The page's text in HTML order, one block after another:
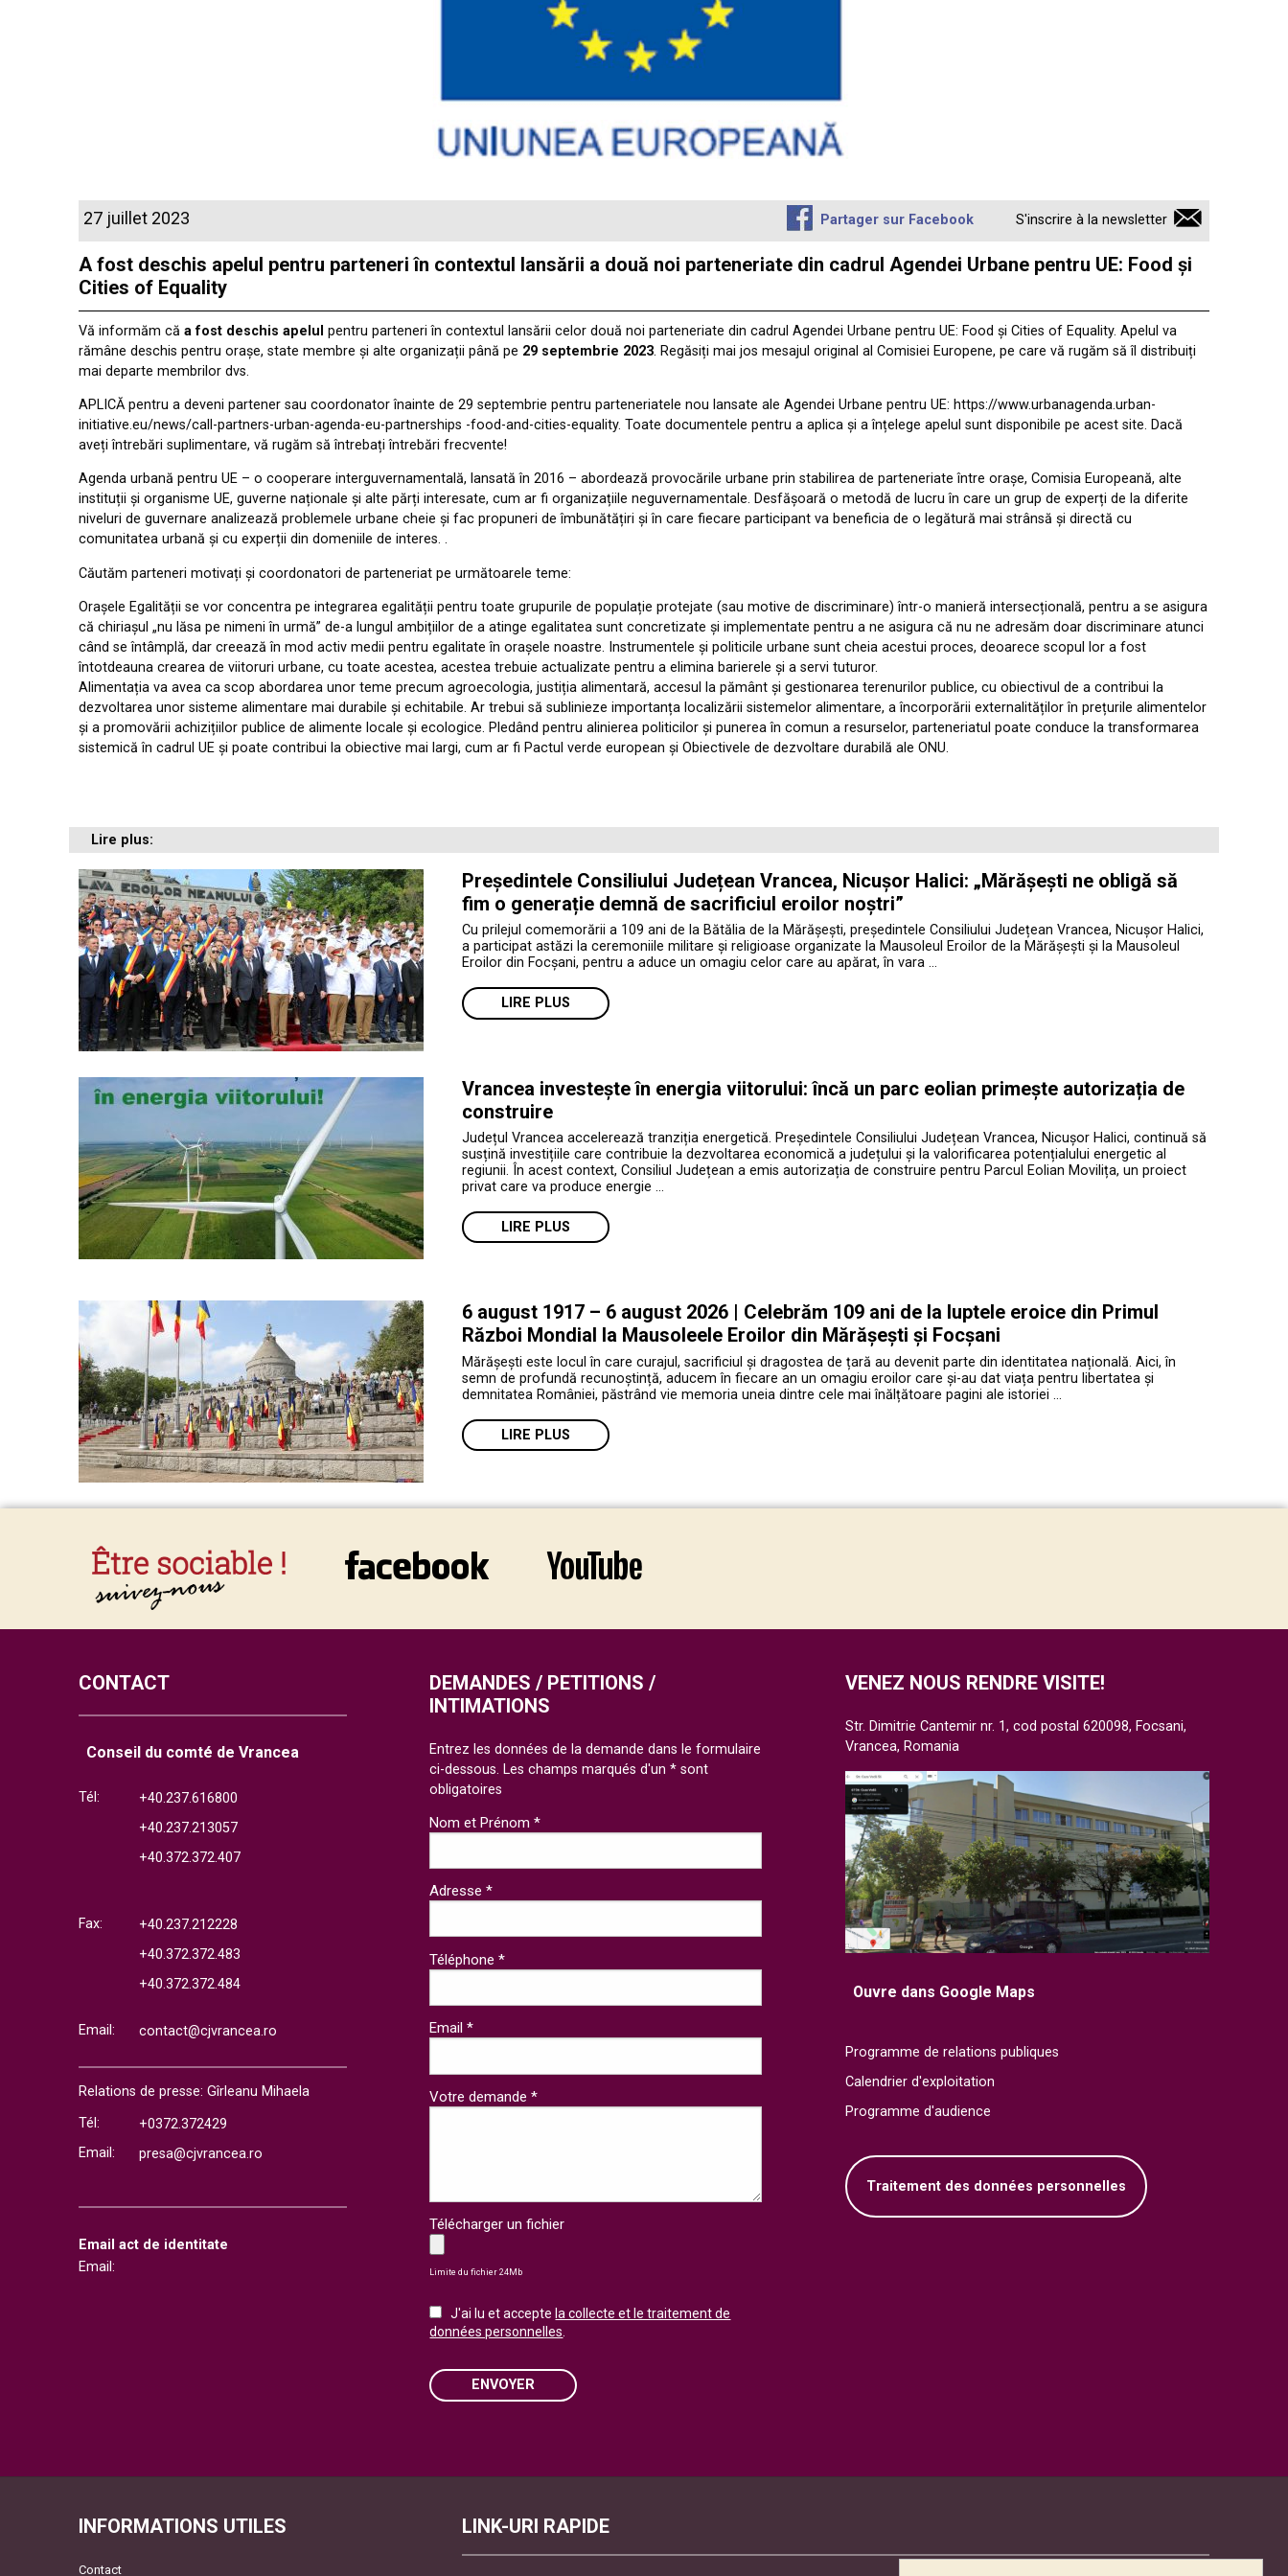
27 juillet 2023 Partager sur Facebook S'inscrire à la newsletter
A fost deschis apelul pentru parteneri în contextul lansării a două noi parteneriate din cadrul Agendei Urbane pentru UE: Food și
Cities of Equality
Vă informăm că a fost deschis apelul pentru parteneri în contextul lansării celor două noi parteneriate din cadrul Agendei Urbane pentru UE: Food și Cities of Equality. Apelul va
rămâne deschis pentru orașe, state membre și alte organizații până pe 29 septembrie 2023. Regăsiți mai jos mesajul original al Comisiei Europene, pe care vă rugăm să îl distribuiți
mai departe membrilor dvs.
APLICĂ pentru a deveni partener sau coordonator înainte de 29 septembrie pentru parteneriatele nou lansate ale Agendei Urbane pentru UE: https://www.urbanagenda.urban-
initiative.eu/news/call-partners-urban-agenda-eu-partnerships -food-and-cities-equality. Toate documentele pentru a aplica și a înțelege apelul sunt disponibile pe acest site. Dacă
aveți întrebări suplimentare, vă rugăm să întrebați întrebări frecvente!
Agenda urbană pentru UE – o cooperare interguvernamentală, lansată în 2016 – abordează provocările urbane prin stabilirea de parteneriate între orașe, Comisia Europeană, alte
instituții și organisme UE, guverne naționale și alte părți interesate, cum ar fi organizațiile neguvernamentale. Desfășoară o metodă de lucru în care un grup de experți de la diferite
niveluri de guvernare analizează problemele urbane cheie și fac propuneri de îmbunătățiri și în care fiecare participant va beneficia de o legătură mai strânsă și directă cu
comunitatea urbană și cu experții din domeniile de interes. .
Căutăm parteneri motivați și coordonatori de parteneriat pe următoarele teme:
Orașele Egalității se vor concentra pe integrarea egalității pentru toate grupurile de populație protejate (sau motive de discriminare) într-o manieră intersecțională, pentru a se asigura
că chiriașul „nu lăsa pe nimeni în urmă” de-a lungul ambițiilor de a atinge egalitatea sunt concretizate și implementate pentru a ne asigura că nu ne adresăm doar discriminare atunci
când se întâmplă, dar creează în mod activ medii pentru egalitate în orașele noastre. Instrumentele și politicile urbane sunt cheia acestui proces, deoarece scopul lor a fost
întotdeauna crearea de viitoruri urbane, cu toate acestea, acestea trebuie actualizate pentru a elimina barierele și a servi tuturor.
Alimentația va avea ca scop abordarea unor teme precum agroecologia, justiția alimentară, accesul la pământ și gestionarea terenurilor publice, cu obiectivul de a contribui la
dezvoltarea unor sisteme alimentare mai durabile și echitabile. Ar trebui să sublinieze importanța localizării sistemelor alimentare, a încorporării externalităților în prețurile alimentelor
și a promovării achizițiilor publice de alimente locale și ecologice. Pledând pentru alinierea politicilor și punerea în comun a resurselor, parteneriatul poate conduce la transformarea
sistemică în cadrul UE și poate contribui la obiective mai largi, cum ar fi Pactul verde european și Obiectivele de dezvoltare durabilă ale ONU.
Lire plus:
Președintele Consiliului Județean Vrancea, Nicușor Halici: „Mărășești ne obligă să
fim o generație demnă de sacrificiul eroilor noștri”
Cu prilejul comemorării a 109 ani de la Bătălia de la Mărășești, președintele Consiliului Județean Vrancea, Nicușor Halici,
a participat astăzi la ceremoniile militare și religioase organizate la Mausoleul Eroilor de la Mărășești și la Mausoleul
Eroilor din Focșani, pentru a aduce un omagiu celor care au apărat, în vara …
LIRE PLUS
Vrancea investește în energia viitorului: încă un parc eolian primește autorizația de
construire
Județul Vrancea accelerează tranziția energetică. Președintele Consiliului Județean Vrancea, Nicușor Halici, continuă să
susțină investițiile care contribuie la dezvoltarea economică a județului și la valorificarea potențialului energetic al
regiunii. În acest context, Consiliul Județean a emis autorizația de construire pentru Parcul Eolian Movilița, un proiect
privat care va produce energie …
LIRE PLUS
6 august 1917 – 6 august 2026 | Celebrăm 109 ani de la luptele eroice din Primul
Război Mondial la Mausoleele Eroilor din Mărășești și Focșani
Mărășești este locul în care curajul, sacrificiul și dragostea de țară au devenit parte din identitatea națională. Aici, în
semn de profundă recunoștință, aducem în fiecare an un omagiu eroilor care și-au dat viața pentru libertatea și
demnitatea României, păstrând vie memoria uneia dintre cele mai înălțătoare pagini ale istoriei …
LIRE PLUS
CONTACT
Conseil du comté de Vrancea
Tél:
+40.237.616800
+40.237.213057
+40.372.372.407
Fax:
+40.237.212228
+40.372.372.483
+40.372.372.484
Email: contact@cjvrancea.ro
Relations de presse: Gîrleanu Mihaela
Tél:
+0372.372429
Email:
presa@cjvrancea.ro
Email act de identitate
Email:
VENEZ NOUS RENDRE VISITE!
Str. Dimitrie Cantemir nr. 1, cod postal 620098, Focsani,
Vrancea, Romania
Ouvre dans Google Maps
Programme de relations publiques
Calendrier d'exploitation
Programme d'audience
Traitement des données personnelles
DEMANDES / PETITIONS /
INTIMATIONS
Entrez les données de la demande dans le formulaire
ci-dessous. Les champs marqués d'un * sont
obligatoires
Nom et Prénom *
Adresse *
Téléphone *
Email *
Votre demande *
Télécharger un fichier
Limite du fichier 24Mb
J'ai lu et accepte la collecte et le traitement de
données personnelles
ENVOYER
INFORMATIONS UTILES
Contact
LINK-URI RAPIDE